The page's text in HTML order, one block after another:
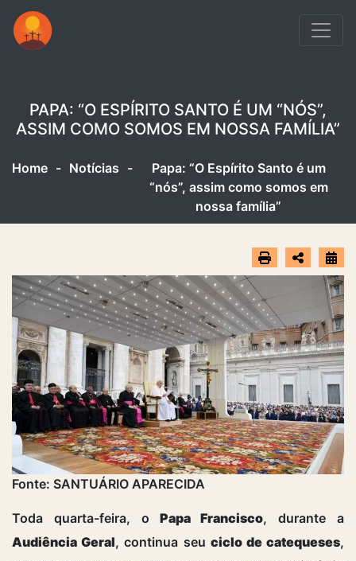
PAPA: “O ESPÍRITO SANTO É UM “NÓS”,
ASSIM COMO SOMOS EM NOSSA FAMÍLIA”
Home - Notícias -
Papa: “O Espírito Santo é um
“nós”, assim como somos em
nossa família”
Fonte: SANTUÁRIO APARECIDA
Toda quarta-feira, o Papa Francisco, durante a
Audiência Geral, continua seu ciclo de catequeses,